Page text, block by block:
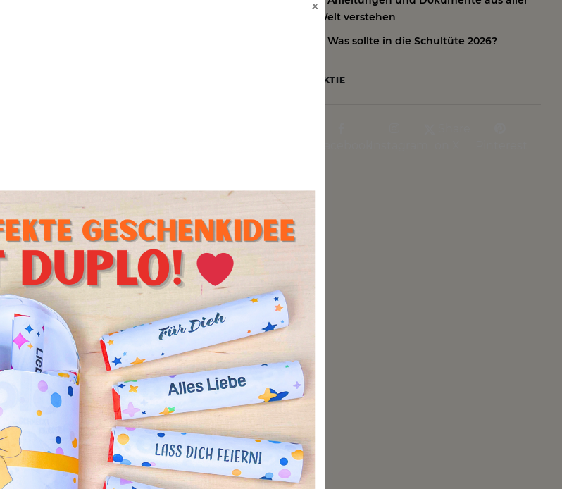
x
kreative Produkte!
, die als kreative Spielfläche für Knetfiguren
Objekte kneten, die zur thematischen Vorlage
Motive wird das Kneten zum interaktiven Erlebnis.
sofort nach dem Kauf verfügbar. Sie können zu Hause
Einfach die Matte auf den Tisch legen, Knete
beginnt.
mit den Knetmatten
oder Werkzeuge. Die Knetmatten-Vorlagen
der Knetmatte)
(damit die Matte langlebiger ist)
bei Bedarf zuzuschneiden)
Welt verstehen
Was sollte in die Schultüte 2026?
AKTIE